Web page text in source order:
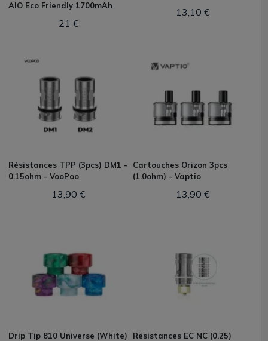
AIO Eco Friendly 1700mAh
21 €
13,10 €
Résistances TPP (3pcs) DM1 -
0.15ohm - VooPoo
13,90 €
Cartouches Orizon 3pcs
(1.0ohm) - Vaptio
13,90 €
Drip Tip 810 Universe (White)
Résistances EC NC (0.25)